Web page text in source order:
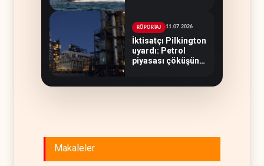
RÖPORTAJ 11.07.2026
İktisatçı Pilkington
uyardı: Petrol
piyasası çöküşün
Makaleler